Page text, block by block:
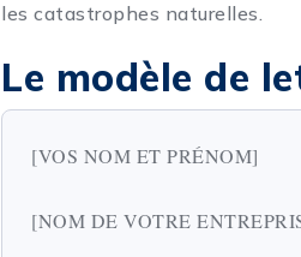
les catastrophes naturelles.
Le modèle de
[VOS NOM ET PRÉNOM]
[NOM DE VOTRE